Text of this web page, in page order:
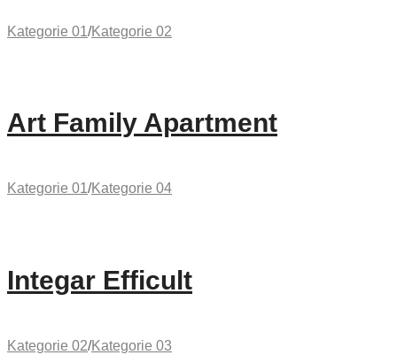
Kategorie 01/Kategorie 02
Art Family Apartment
Kategorie 01/Kategorie 04
Integar Efficult
Kategorie 02/Kategorie 03